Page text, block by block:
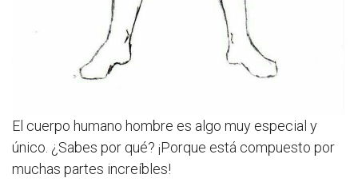
El cuerpo humano hombre es algo muy especial y
único. ¿Sabes por qué? ¡Porque está compuesto por
muchas partes increíbles!